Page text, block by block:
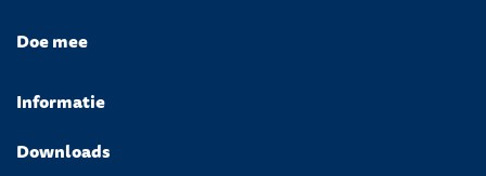
Doe mee
Informatie
Downloads